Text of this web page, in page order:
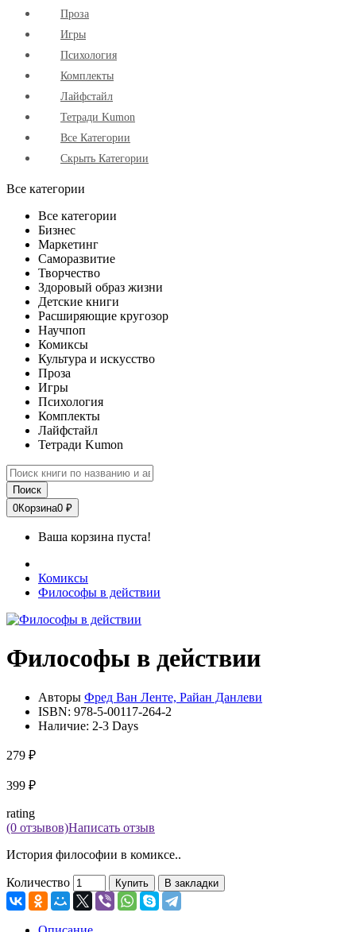
Проза
Игры
Психология
Комплекты
Лайфстайл
Тетради Kumon
Все Категории
Скрыть Категории
Все категории
Все категории
Бизнес
Маркетинг
Саморазвитие
Творчество
Здоровый образ жизни
Детские книги
Расширяющие кругозор
Научпоп
Комиксы
Культура и искусство
Проза
Игры
Психология
Комплекты
Лайфстайл
Тетради Kumon
Поиск
0Корзина0 ₽
Ваша корзина пуста!
Комиксы
Философы в действии
Философы в действии
Авторы Фред Ван Ленте, Райан Данлеви
ISBN: 978-5-00117-264-2
Наличие: 2-3 Days
279 ₽
399 ₽
rating
(0 отзывов)Написать отзыв
История философии в комиксе..
Количество Купить В закладки